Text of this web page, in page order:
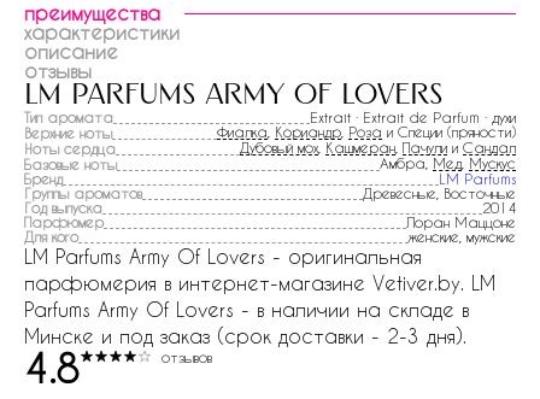
преимущества
характеристики
описание
отзывы
lm parfums army of lovers
Тип аромата
Extrait · Extrait de Parfum · духи
Верхние ноты
Фиалка Кориандр Роза и Специи (пряности)
Ноты сердца
Дубовый мох Кашмеран Пачули и Сандал
Базовые ноты
Амбра, Мед Мускус
Бренд
LM Parfums
Группы ароматов
Древесные, Восточные
Год выпуска
2014
Парфюмер
Лоран Маццоне
Для кого
женские, мужские
LM Parfums Army Of Lovers - оригинальная
парфюмерия в интернет-магазине Vetiver.by. LM
Parfums Army Of Lovers - в наличии на складе в
Минске и под заказ (срок доставки - 2-3 дня).
4.8 отзывов